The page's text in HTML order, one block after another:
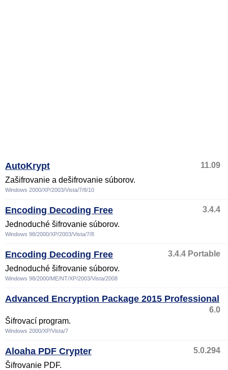
AutoKrypt
11.09
Zašifrovanie a dešifrovanie súborov.
Windows 2000/XP/2003/Vista/7/8/10
Encoding Decoding Free
3.4.4
Jednoduché šifrovanie súborov.
Windows 98/2000/XP/2003/Vista/7/8
Encoding Decoding Free
3.4.4 Portable
Jednoduché šifrovanie súborov.
Windows 98/2000/ME/NT/XP/2003/Vista/2008
Advanced Encryption Package 2015 Professional
6.0
Šifrovací program.
Windows 2000/XP/Vista/7
Aloaha PDF Crypter
5.0.294
Šifrovanie PDF.